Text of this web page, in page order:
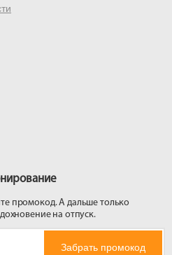
промокод. А дальше только
на отпуск.
Забрать промокод